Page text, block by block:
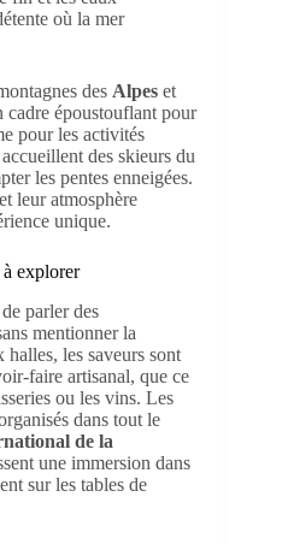
où la mer
des Alpes et
cadre époustouflant pour
pour les activités
des skieurs du
les pentes enneigées.
leur atmosphère
unique.
explorer
parler des
mentionner la
halles, les saveurs sont
faire artisanal, que ce
ou les vins. Les
dans tout le
de la
une immersion dans
sur les tables de